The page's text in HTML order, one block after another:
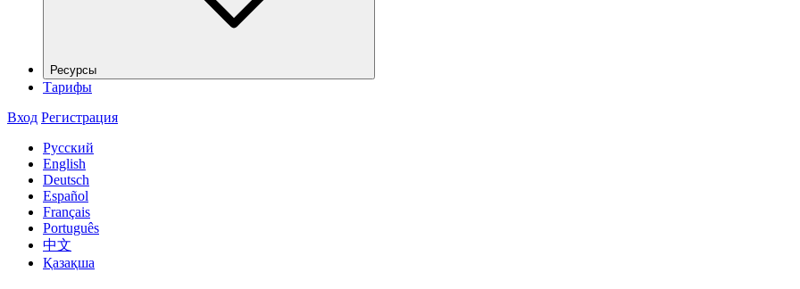
Ресурсы
Тарифы
Вход Регистрация
Русский
English
Deutsch
Español
Français
Português
中文
Қазақша